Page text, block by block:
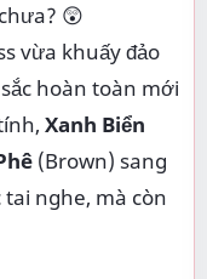
😲
vừa khuấy đảo
hoàn toàn mới
Xanh Biển
(Brown) sang
nghe, mà còn